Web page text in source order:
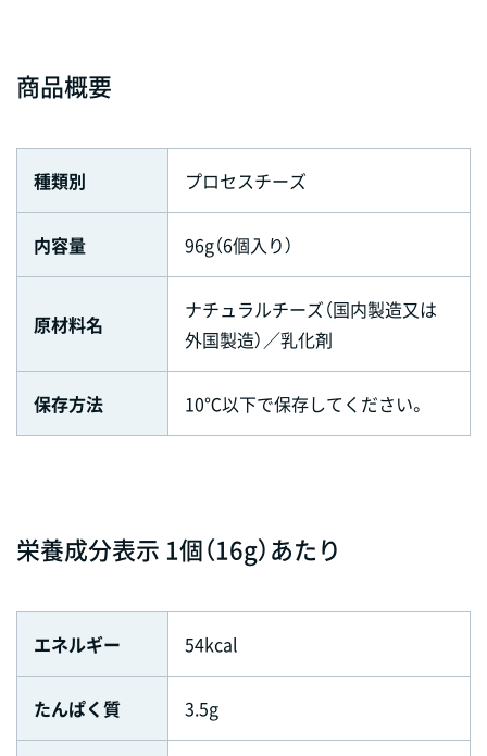
商品概要
種類別 プロセスチーズ
内容量 96g（6個入り）
原材料名
ナチュラルチーズ（国内製造又は
外国製造）／乳化剤
保存方法 10℃以下で保存してください。
栄養成分表示 1個（16g）あたり
エネルギー 54kcal
たんぱく質 3.5g